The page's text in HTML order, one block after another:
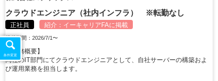
クラウドエンジニア（社内インフラ） ※転勤なし
正社員 紹介： イーキャリアFAに掲載
掲載期間：2026/7/1〜
【職務概要】
同社のIT部門にてクラウドエンジニアとして、自社サーバーの構築およ
び運用業務を担当します。
条件変更